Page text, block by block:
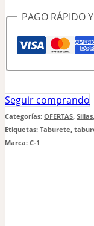
PAGO RÁPIDO
Seguir comprando
Categorías: OFERTAS, Sillas,
Etiquetas: Taburete,
Marca: C-1